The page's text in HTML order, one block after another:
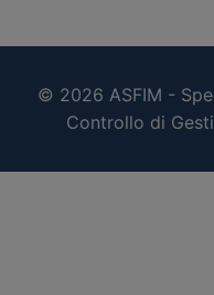
© 2026 ASFIM -
Controllo di